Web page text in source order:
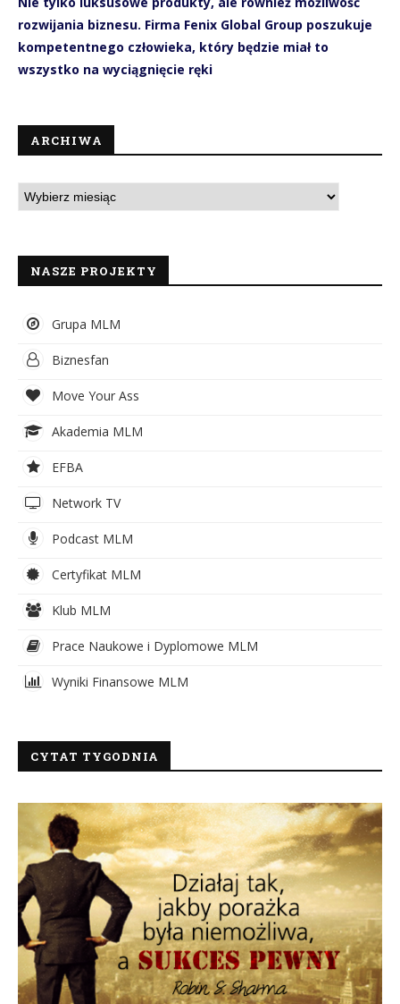
rozwijania biznesu. Firma Fenix Global Group poszukuje
kompetentnego człowieka, który będzie miał to
wszystko na wyciągnięcie ręki
ARCHIWA
NASZE PROJEKTY
Grupa MLM
Biznesfan
Move Your Ass
Akademia MLM
EFBA
Network TV
Podcast MLM
Certyfikat MLM
Klub MLM
Prace Naukowe i Dyplomowe MLM
Wyniki Finansowe MLM
CYTAT TYGODNIA